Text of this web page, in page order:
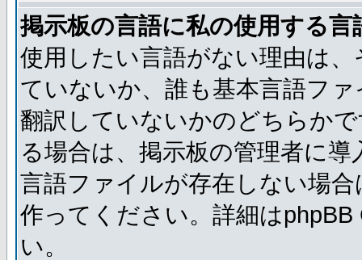
掲示板の言語に私の使用する
使用したい言語がない理由は
ていないか、誰も基本言語フ
翻訳していないかのどちらか
る場合は、掲示板の管理者に
言語ファイルが存在しない場
作ってください。詳細は
い。